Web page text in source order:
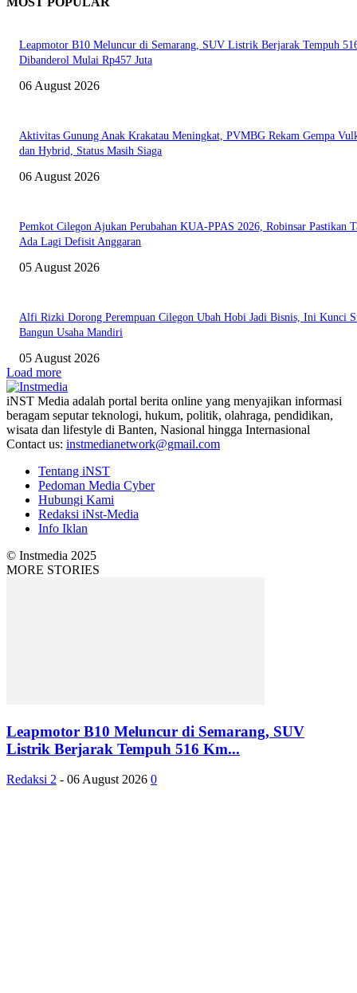
Leapmotor B10 Meluncur di Semarang, SUV Listrik Berjarak Tempuh
Dibanderol Mulai Rp457 Juta
06 August 2026
Aktivitas Gunung Anak Krakatau Meningkat, PVMBG Rekam Gempa
dan Hybrid, Status Masih Siaga
06 August 2026
Pemkot Cilegon Ajukan Perubahan KUA-PPAS 2026, Robinsar Pastikan
Ada Lagi Defisit Anggaran
05 August 2026
Alfi Rizki Dorong Perempuan Cilegon Ubah Hobi Jadi Bisnis, Ini Kunci
Bangun Usaha Mandiri
05 August 2026
Load more
iNST Media adalah portal berita online yang menyajikan informasi
beragam seputar teknologi, hukum, politik, olahraga, pendidikan,
wisata dan lifestyle di Banten, Nasional hingga Internasional
Contact us: instmedianetwork@gmail.com
Tentang iNST
Pedoman Media Cyber
Hubungi Kami
Redaksi iNst-Media
Info Iklan
© Instmedia 2025
MORE STORIES
Leapmotor B10 Meluncur di Semarang, SUV
Listrik Berjarak Tempuh 516 Km...
Redaksi 2 - 06 August 2026 0